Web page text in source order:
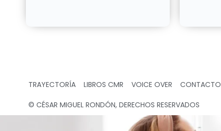
TRAYECTORÍA LIBROS CMR VOICE OVER CONTACTO
© CÉSAR MIGUEL RONDÓN, DERECHOS RESERVADOS